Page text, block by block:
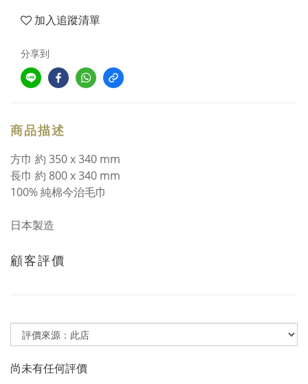
加入追蹤清單
分享到
商品描述
方巾 約 350 x 340 mm
長巾 約 800 x 340 mm
100% 純棉今治毛巾
日本製造
顧客評價
尚未有任何評價